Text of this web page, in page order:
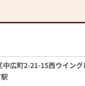
中広町2-21-15西ウイング